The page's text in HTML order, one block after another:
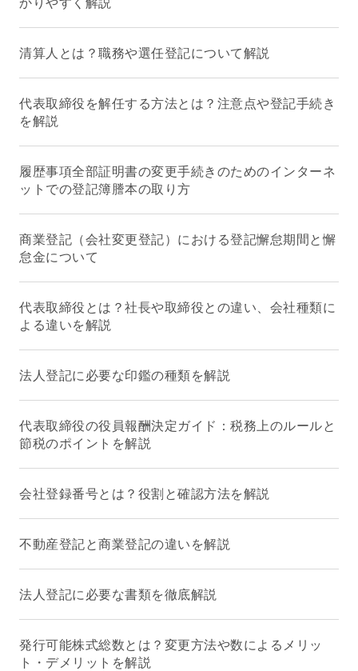
清算人とは？職務や選任登記について解説
代表取締役を解任する方法とは？注意点や登記手続き
を解説
履歴事項全部証明書の変更手続きのためのインターネ
ットでの登記簿謄本の取り方
商業登記（会社変更登記）における登記懈怠期間と懈
怠金について
代表取締役とは？社長や取締役との違い、会社種類に
よる違いを解説
法人登記に必要な印鑑の種類を解説
代表取締役の役員報酬決定ガイド：税務上のルールと
節税のポイントを解説
会社登録番号とは？役割と確認方法を解説
不動産登記と商業登記の違いを解説
法人登記に必要な書類を徹底解説
発行可能株式総数とは？変更方法や数によるメリッ
ト・デメリットを解説